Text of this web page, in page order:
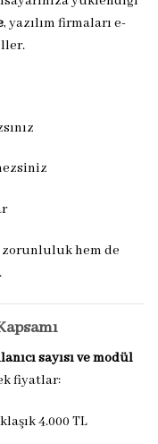
, yazılım firmaları e-
zorunluluk hem de
sayısı ve modül
fiyatlar:
4.000 TL